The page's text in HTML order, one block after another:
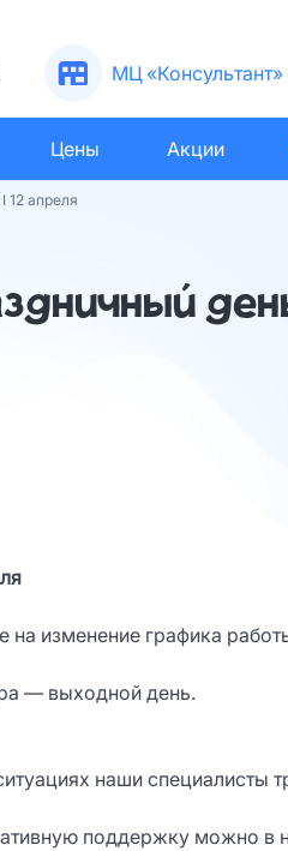
МЦ «Консультант»
Цены Акции
12 апреля
изменение графика
— выходной день.
наши специалисты
поддержку можно в